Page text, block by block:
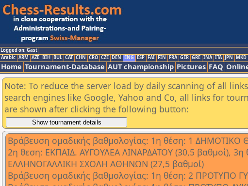
Logged on: Gast
Arabic ARM AZE BIH BUL CAT CHN CRO CZE DEN ENG ESP FAI FIN FRA GER GRE INA ITA JPN MKD
Home Tournament-Database AUT championship Pictures FAQ
Note: To reduce the server load by daily scanning of all
search engines like Google, Yahoo and Co, all links for
are shown after clicking the following button:
Βράβευση ομαδικής βαθμολογίας: 1η θέση: 1
2η θεση: ΕΚΠΑΙΔ. ΑΥΓΟΥΛΕΑ ΛΙΝΑΡΔΑΤΟΥ (30,5 βαθμοί),
ΕΛΛΗΝΟΓΑΛΛΙΚΗ ΣΧΟΛΗ ΑΘΗΝΩΝ (27,5 βαθμοί)
Βράβευση ομαδικής βαθμολογίας: 1η θέση: 2 ΠΡΟΤΥΠΟ